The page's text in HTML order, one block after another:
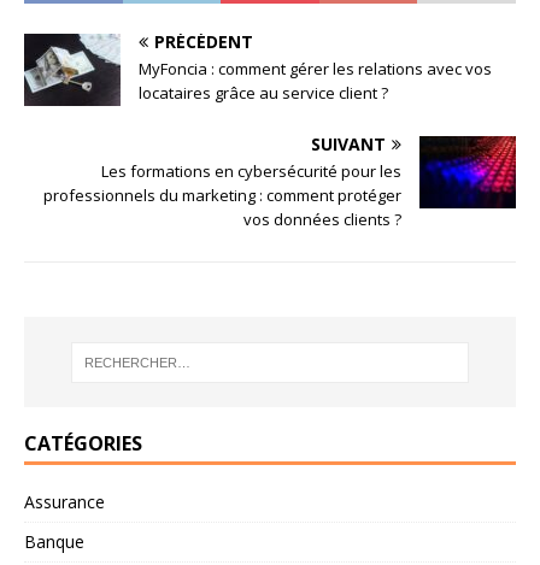
PRÉCÉDENT
MyFoncia : comment gérer les relations avec vos
locataires grâce au service client ?
SUIVANT
Les formations en cybersécurité pour les
professionnels du marketing : comment protéger
vos données clients ?
CATÉGORIES
Assurance
Banque